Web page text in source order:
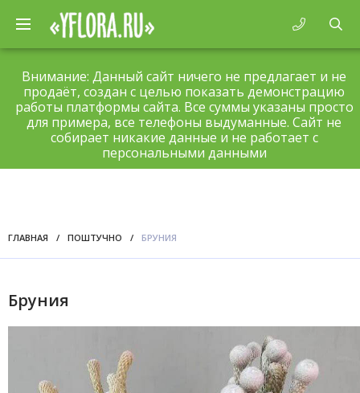
Внимание: Данный сайт ничего не предлагает и не
продаёт, создан с целью показать демонстрацию
работы платформы сайта. Все суммы указаны просто
для примера, все телефоны выдуманные. Сайт не
собирает никакие данные и не работает с
персональными данными
ГЛАВНАЯ / ПОШТУЧНО / БРУНИЯ
Бруния